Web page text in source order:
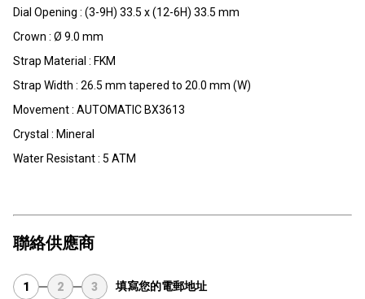
Dial Opening : (3-9H) 33.5 x (12-6H) 33.5 mm
Crown : Ø 9.0 mm
Strap Material : FKM
Strap Width : 26.5 mm tapered to 20.0 mm (W)
Movement : AUTOMATIC BX3613
Crystal : Mineral
Water Resistant : 5 ATM
聯絡供應商
1 2 3 填寫您的電郵地址